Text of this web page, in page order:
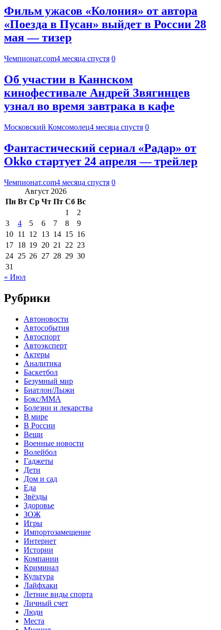
Фильм ужасов «Колония» от автора
«Поезда в Пусан» выйдет в России 28
мая — тизер
Чемпионат.com4 месяца спустя 0
Об участии в Каннском
кинофестивале Андрей Звягинцев
узнал во время завтрака в кафе
Московский Комсомолец4 месяца спустя 0
Фантастический сериал «Радар» от
Okko стартует 24 апреля — трейлер
Чемпионат.com4 месяца спустя 0
Август 2026
Пн Вт Ср Чт Пт Сб Вс
1
2
3
4 5 6 7 8
9
10 11 12 13 14 15 16
17 18 19 20 21 22 23
24 25 26 27 28 29 30
31
« Июл
Рубрики
Автоновости
Автособытия
Автоспорт
Автоэксперт
Актеры
Аналитика
Баскетбол
Безумный мир
Биатлон/Лыжи
Бокс/MMA
Болезни и лекарства
В мире
В России
Вещи
Военные новости
Волейбол
Гаджеты
Дети
Дом и сад
Еда
Звёзды
Здоровье
ЗОЖ
Игры
Импортозамещение
Интернет
Истории
Компании
Криминал
Культура
Лайфхаки
Летние виды спорта
Личный счет
Люди
Места